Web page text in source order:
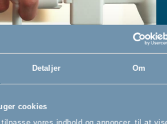
Detaljer Om
cookies